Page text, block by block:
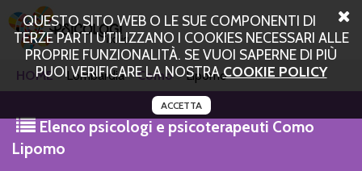
QUESTO SITO WEB O LE SUE COMPONENTI DI
TERZE PARTI UTILIZZANO I COOKIES NECESSARI ALLE
PROPRIE FUNZIONALITÀ. SE VUOI SAPERNE DI PIÙ
PUOI VERIFICARE LA NOSTRACOOKIE POLICY
ACCETTA
HOME Lombardia Como Lipomo
Elenco psicologi e psicoterapeuti Como
Lipomo